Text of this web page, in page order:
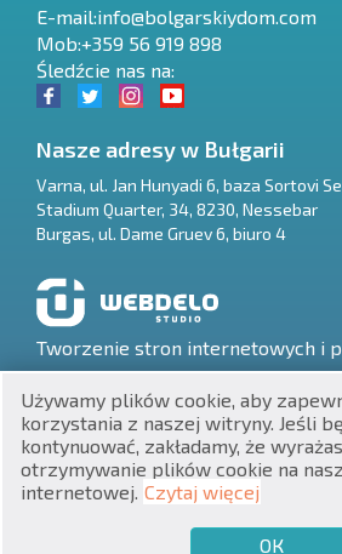
$
₽
₴
zł
E-mail:info@bolgarskiydom.com
Mob:+359 56 919 898
Śledźcie nas na:
Nasze adresy w Bułgarii
Varna, ul. Jan Hunyadi 6, baza Sortovi
Stadium Quarter, 34, 8230, Nessebar
Burgas, ul. Dame Gruev 6, biuro 4
Tworzenie stron internetowych i
UNIC 201160903
Używamy plików cookie, aby
korzystania z naszej witryny. Jeśli
kontynuować, zakładamy, że
otrzymywanie plików cookie na
internetowej. Czytaj więcej
ОК